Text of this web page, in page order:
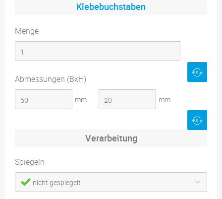
Klebebuchstaben
Menge
Abmessungen (BxH)
mm mm
Verarbeitung
Spiegeln
nicht gespiegelt